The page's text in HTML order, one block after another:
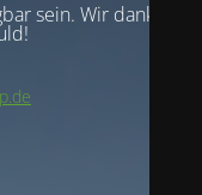
sein. Wir danken